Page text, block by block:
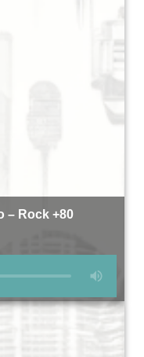
– Rock +80